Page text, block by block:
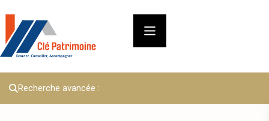
Recherche avancée :